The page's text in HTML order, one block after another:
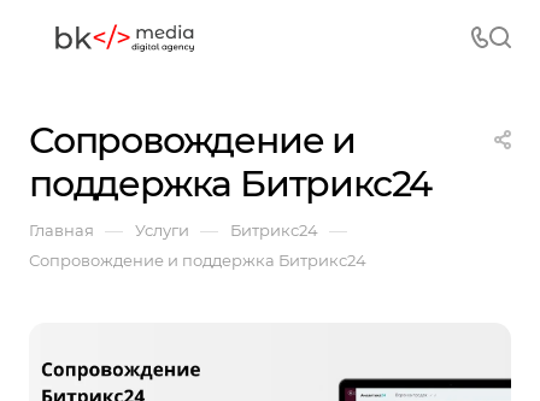
Сопровождение и
поддержка Битрикс24
Главная — Услуги — Битрикс24 —
Сопровождение и поддержка Битрикс24